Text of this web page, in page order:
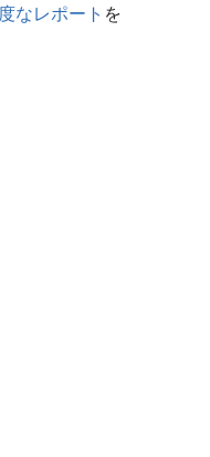
なレポート を